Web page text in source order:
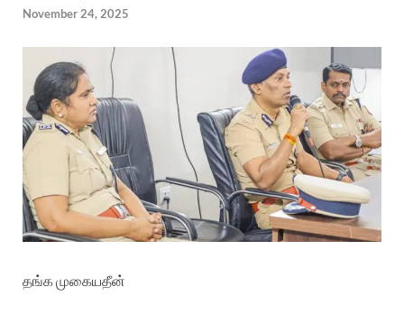
November 24, 2025
தங்க முகையதீன்